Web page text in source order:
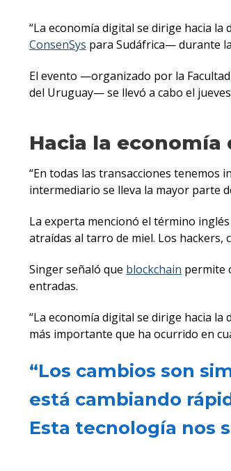
“La economía digital se dirige hacia
ConsenSys para Sudáfrica— durante
El evento —organizado por la
del Uruguay— se llevó a cabo el
Hacia la
“En todas las transacciones tenemos
intermediario se lleva la mayor parte
La experta mencionó el término inglés
atraídas al tarro de miel. Los hackers,
Singer señaló que blockchain permite
entradas.
“La economía digital se dirige hacia
más importante que ha ocurrido en
“Los cambios son
está cambiando
Esta tecnología nos